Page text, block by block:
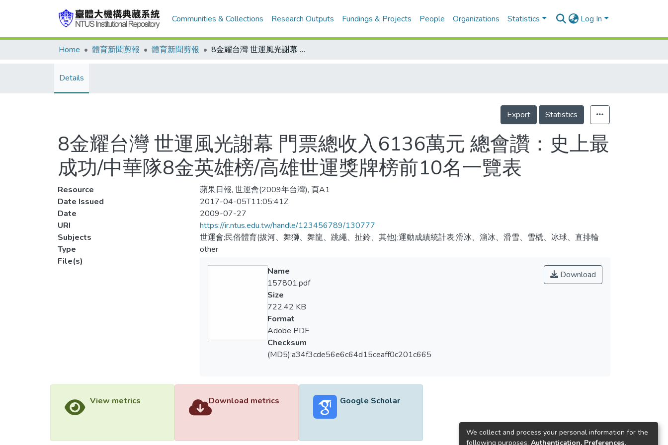
Communities & Collections Research Outputs Fundings & Projects People Organizations Statistics Log In
Home 體育新聞剪報 體育新聞剪報 8金耀台灣 世運風光謝幕 門票總收入6136萬元 總會讚：史上最成功/中華隊8金英雄榜/高雄世運獎牌榜前10名一覽表
Details
Export Statistics
8金耀台灣 世運風光謝幕 門票總收入6136萬元 總會讚：史上最
成功/中華隊8金英雄榜/高雄世運獎牌榜前10名一覽表
Resource
蘋果日報, 世運會(2009年台灣), 頁A1
Date Issued
2017-04-05T11:05:41Z
Date
2009-07-27
URI
https://ir.ntus.edu.tw/handle/123456789/130777
Subjects
世運會;民俗體育(拔河、舞獅、舞龍、跳繩、扯鈴、其他);運動成績統計表;滑冰、溜冰、滑雪、雪橇、冰球、直排輪
Type
other
File(s)
Download
Name
157801.pdf
Size
722.42 KB
Format
Adobe PDF
Checksum
(MD5):a34f3cde56e6c64d15ceaff0c201c665
View metrics Download metrics Google Scholar
We collect and process your personal information for the
following purposes: Authentication, Preferences,